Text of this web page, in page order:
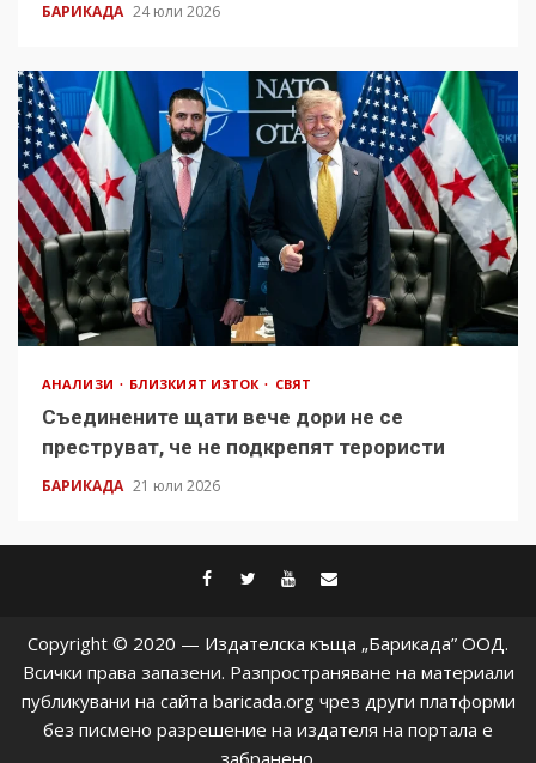
БАРИКАДА 24 юли 2026
АНАЛИЗИ БЛИЗКИЯТ ИЗТОК СВЯТ
Съединените щати вече дори не се
преструват, че не подкрепят терористи
БАРИКАДА 21 юли 2026
facebook
twitter
youtube
Copyright © 2020 — Издателска къща „Барикада” ООД.
Всички права запазени. Разпространяване на материали
публикувани на сайта baricada.org чрез други платформи
без писмено разрешение на издателя на портала е